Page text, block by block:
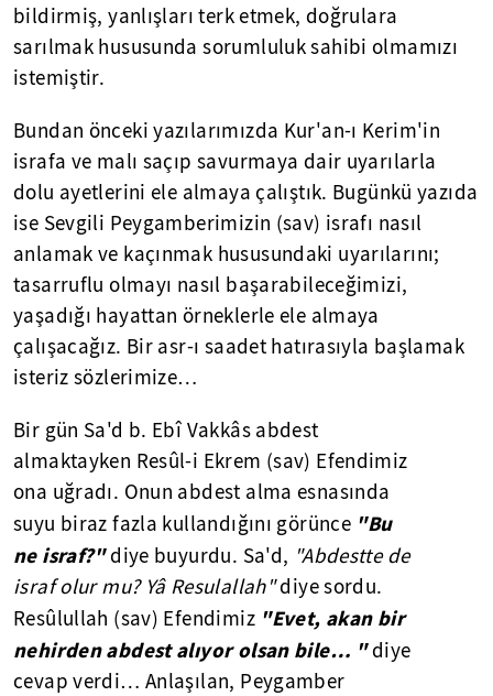
bildirmiş, yanlışları terk etmek, doğrulara
sarılmak hususunda sorumluluk sahibi olmamızı
istemiştir.
Bundan önceki yazılarımızda Kur'an-ı Kerim'in
israfa ve malı saçıp savurmaya dair uyarılarla
dolu ayetlerini ele almaya çalıştık. Bugünkü yazıda
ise Sevgili Peygamberimizin (sav) israfı nasıl
anlamak ve kaçınmak hususundaki uyarılarını;
tasarruflu olmayı nasıl başarabileceğimizi,
yaşadığı hayattan örneklerle ele almaya
çalışacağız. Bir asr-ı saadet hatırasıyla başlamak
isteriz sözlerimize…
Bir gün Sa'd b. Ebî Vakkâs abdest
almaktayken Resûl-i Ekrem (sav) Efendimiz
ona uğradı. Onun abdest alma esnasında
suyu biraz fazla kullandığını görünce "Bu
ne israf?"diye buyurdu. Sa'd, "Abdestte de
israf olur mu? Yâ Resulallah"diye sordu.
Resûlullah (sav) Efendimiz "Evet, akan bir
nehirden abdest alıyor olsan bile… " diye
cevap verdi… Anlaşılan, Peygamber